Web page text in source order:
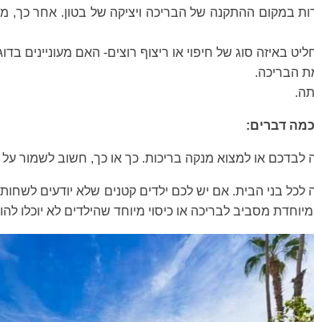
במקום ההתקנה של הבריכה ויציקה של בטון. אחר כך,
באיזה סוג של חיפוי או ריצוף רוצים- האם מעוניינים
הבריכה.
דברים:
או למצוא מנקה בריכות. כך או כך, חשוב לשמור
בני הבית. אם יש לכם ילדים קטנים שלא יודעים
מסביב לבריכה או כיסוי מיוחד שהילדים לא יוכלו